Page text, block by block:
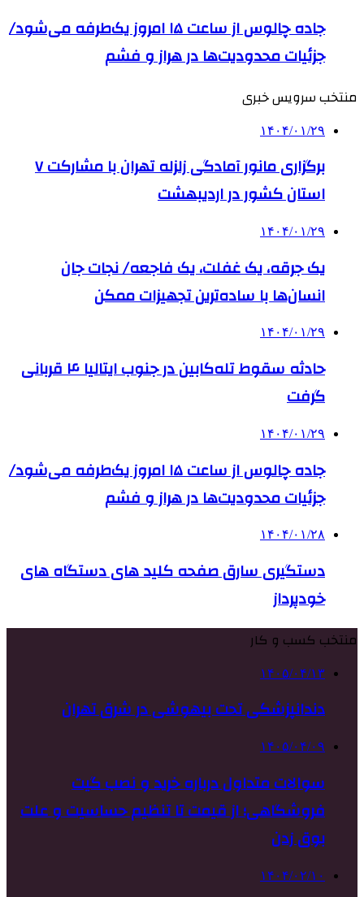
جاده چالوس از ساعت ۱۵ امروز یک‌طرفه می‌شود/
جزئیات محدودیت‌ها در هراز و فشم
منتخب سرویس خبری
۱۴۰۴/۰۱/۲۹
برگزاری مانور آمادگی زلزله تهران با مشارکت ۷
استان کشور در اردیبهشت
۱۴۰۴/۰۱/۲۹
یک جرقه، یک غفلت، یک فاجعه/ نجات جان
انسان‌ها با ساده‌ترین تجهیزات ممکن
۱۴۰۴/۰۱/۲۹
حادثه سقوط تله‌کابین در جنوب ایتالیا ۴ قربانی
گرفت
۱۴۰۴/۰۱/۲۹
جاده چالوس از ساعت ۱۵ امروز یک‌طرفه می‌شود/
جزئیات محدودیت‌ها در هراز و فشم
۱۴۰۴/۰۱/۲۸
دستگیری سارق صفحه کلید های دستگاه های
خودپرداز
منتخب کسب و کار
۱۴۰۵/۰۴/۱۳
دندانپزشکی تحت بیهوشی در شرق تهران
۱۴۰۵/۰۴/۰۹
سوالات متداول درباره خرید و نصب گیت
فروشگاهی؛ از قیمت تا تنظیم حساسیت و علت
بوق زدن
۱۴۰۴/۰۲/۱۰